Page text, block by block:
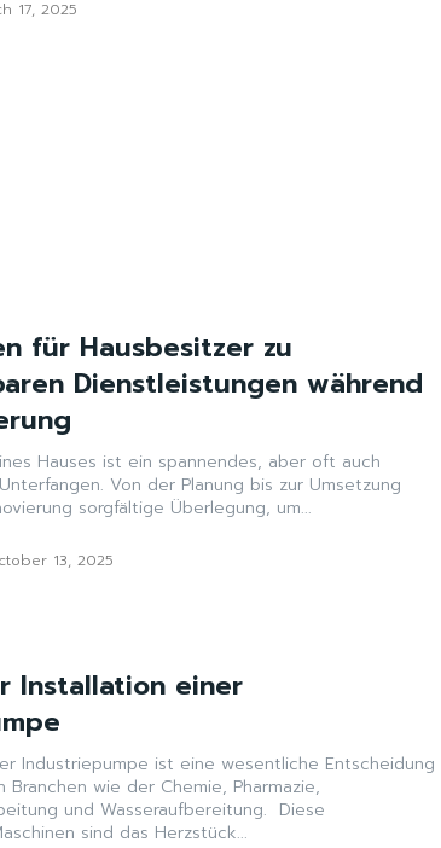
17, 2025
für Hausbesitzer zu
Dienstleistungen während
Hauses ist ein spannendes, aber oft auch
Von der Planung bis zur Umsetzung
sorgfältige Überlegung, um...
13, 2025
Installation einer
Industriepumpe ist eine wesentliche Entscheidung
Branchen wie der Chemie, Pharmazie,
und Wasseraufbereitung. Diese
sind das Herzstück...